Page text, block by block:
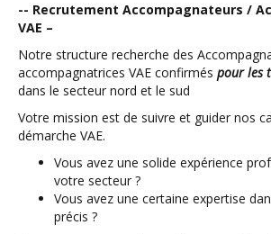
-- Recrutement Accompagnateurs /
VAE –
Notre structure recherche des
accompagnatrices VAE confirmés pour les
dans le secteur nord et le sud
Votre mission est de suivre et guider nos
démarche VAE.
Vous avez une solide expérience
votre secteur ?
Vous avez une certaine expertise
précis ?